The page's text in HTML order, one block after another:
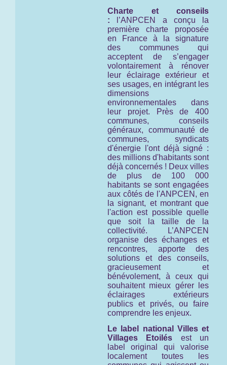
Charte et conseils
: l’ANPCEN a conçu la
première charte proposée
en France à la signature
des communes qui
acceptent de s’engager
volontairement à rénover
leur éclairage extérieur et
ses usages, en intégrant les
dimensions
environnementales dans
leur projet. Près de 400
communes, conseils
généraux, communauté de
communes, syndicats
d'énergie l'ont déjà signé :
des millions d'habitants sont
déjà concernés ! Deux villes
de plus de 100 000
habitants se sont engagées
aux côtés de l'ANPCEN, en
la signant, et montrant que
l'action est possible quelle
que soit la taille de la
collectivité. L’ANPCEN
organise des échanges et
rencontres, apporte des
solutions et des conseils,
gracieusement et
bénévolement, à ceux qui
souhaitent mieux gérer les
éclairages extérieurs
publics et privés, ou faire
comprendre les enjeux.
Le label national Villes et
Villages Etoilés est un
label original qui valorise
localement toutes les